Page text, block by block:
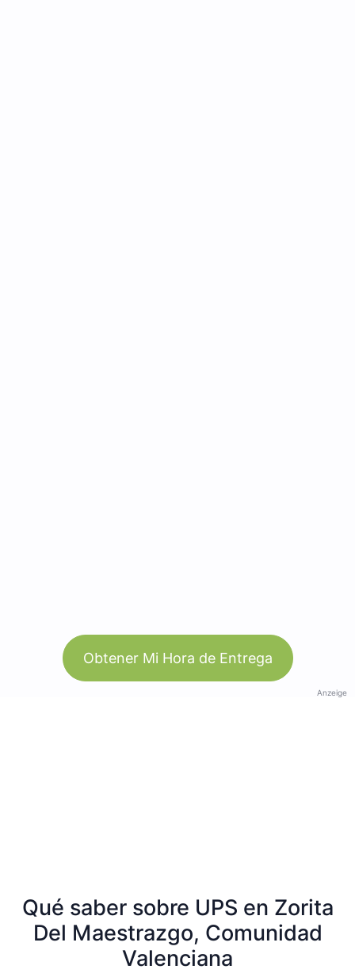
Obtener Mi Hora de Entrega
Anzeige
Qué saber sobre UPS en Zorita
Del Maestrazgo, Comunidad
Valenciana